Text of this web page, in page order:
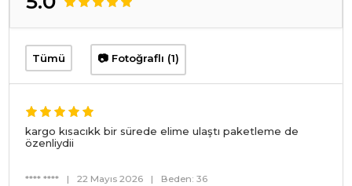
Tümü 📷 Fotoğraflı (1)
kargo kısacıkk bir sürede elime ulaştı paketleme de
özenliydii
**** **** | 22 Mayıs 2026 | Beden: 36